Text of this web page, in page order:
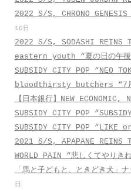
2022 S/S, CHRONO GENESIS
10日
2022 S/S, SODASHI REINS
eastern youth “夏の日の午後
SUBSIDY CITY POP “NEO
bloodthirsty butchers “7
【日本銀行】NEW ECONOMIC,
SUBSIDY CITY POP
SUBSIDY CITY POP “LIKE
2021 S/S, APAPANE REINS
WORLD PAIN “悲しくてやりき
「馬と子どもと、ときどき犬」
日